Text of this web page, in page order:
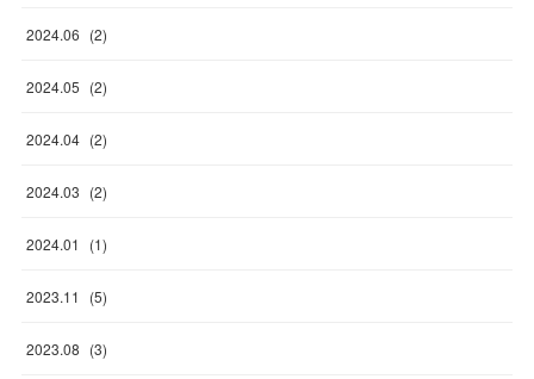
2024.06 (2)
2024.05 (2)
2024.04 (2)
2024.03 (2)
2024.01 (1)
2023.11 (5)
2023.08 (3)